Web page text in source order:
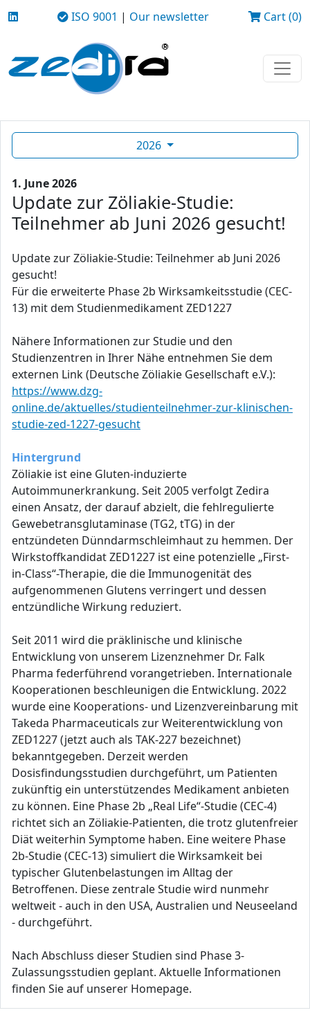
ISO 9001 | Our newsletter Cart (0)
2026
1. June 2026
Update zur Zöliakie-Studie:
Teilnehmer ab Juni 2026 gesucht!
Update zur Zöliakie-Studie: Teilnehmer ab Juni 2026
gesucht!
Für die erweiterte Phase 2b Wirksamkeitsstudie (CEC-
13) mit dem Studienmedikament ZED1227
Nähere Informationen zur Studie und den
Studienzentren in Ihrer Nähe entnehmen Sie dem
externen Link (Deutsche Zöliakie Gesellschaft e.V.):
https://www.dzg-
online.de/aktuelles/studienteilnehmer-zur-klinischen-
studie-zed-1227-gesucht
Hintergrund
Zöliakie ist eine Gluten-induzierte
Autoimmunerkrankung. Seit 2005 verfolgt Zedira
einen Ansatz, der darauf abzielt, die fehlregulierte
Gewebetransglutaminase (TG2, tTG) in der
entzündeten Dünndarmschleimhaut zu hemmen. Der
Wirkstoffkandidat ZED1227 ist eine potenzielle „First-
in-Class“-Therapie, die die Immunogenität des
aufgenommenen Glutens verringert und dessen
entzündliche Wirkung reduziert.
Seit 2011 wird die präklinische und klinische
Entwicklung von unserem Lizenznehmer Dr. Falk
Pharma federführend vorangetrieben. Internationale
Kooperationen beschleunigen die Entwicklung. 2022
wurde eine Kooperations- und Lizenzvereinbarung mit
Takeda Pharmaceuticals zur Weiterentwicklung von
ZED1227 (jetzt auch als TAK-227 bezeichnet)
bekanntgegeben. Derzeit werden
Dosisfindungsstudien durchgeführt, um Patienten
zukünftig ein unterstützendes Medikament anbieten
zu können. Eine Phase 2b „Real Life“-Studie (CEC-4)
richtet sich an Zöliakie-Patienten, die trotz glutenfreier
Diät weiterhin Symptome haben. Eine weitere Phase
2b-Studie (CEC-13) simuliert die Wirksamkeit bei
typischer Glutenbelastungen im Alltag der
Betroffenen. Diese zentrale Studie wird nunmehr
weltweit - auch in den USA, Australien und Neuseeland
- durchgeführt.
Nach Abschluss dieser Studien sind Phase 3-
Zulassungsstudien geplant. Aktuelle Informationen
finden Sie auf unserer Homepage.